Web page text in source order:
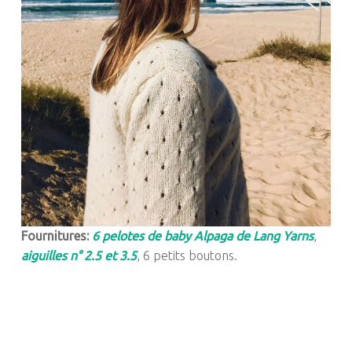
Fournitures: 6 pelotes de baby Alpaga de Lang Yarns,
aiguilles n° 2.5 et 3.5, 6 petits boutons.